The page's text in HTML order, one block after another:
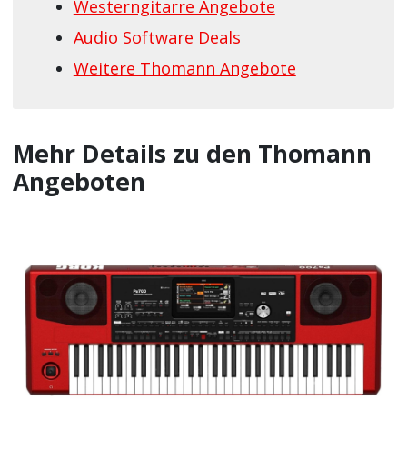
Westerngitarre Angebote
Audio Software Deals
Weitere Thomann Angebote
Mehr Details zu den Thomann
Angeboten